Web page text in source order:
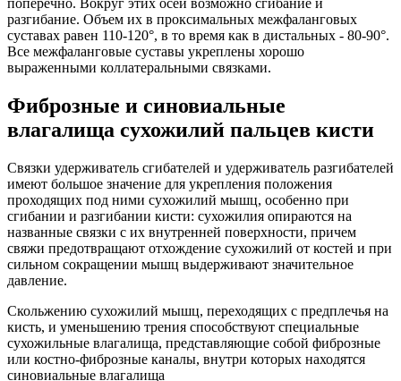
поперечно. Вокруг этих осей возможно сгибание и
разгибание. Объем их в проксимальных межфаланговых
суставах равен 110-120°, в то время как в дистальных - 80-90°.
Все межфаланговые суставы укреплены хорошо
выраженными коллатеральными связками.
Фиброзные и синовиальные
влагалища сухожилий пальцев кисти
Связки удерживатель сгибателей и удерживатель разгибателей
имеют большое значение для укрепления положения
проходящих под ними сухожилий мышц, особенно при
сгибании и разгибании кисти: сухожилия опираются на
названные связки с их внутренней поверхности, причем
свяжи предотвращают отхождение сухожилий от костей и при
сильном сокращении мышц выдерживают значительное
давление.
Скольжению сухожилий мышц, переходящих с предплечья на
кисть, и уменьшению трения способствуют специальные
сухожильные влагалища, представляющие собой фиброзные
или костно-фиброзные каналы, внутри которых находятся
синовиальные влагалища